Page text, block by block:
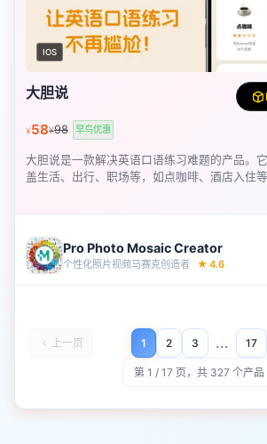
IOS
大胆说
¥58¥98 早鸟优惠
大胆说是一款解决英语口语练习难题的产品。
盖生活、出行、职场等，如点咖啡、酒店入住
Pro Photo Mosaic Creator
个性化照片视频马赛克创造者 ★ 4.6
上一页 1 2 3 ... 17
第 1 / 17 页，共 327 个产品